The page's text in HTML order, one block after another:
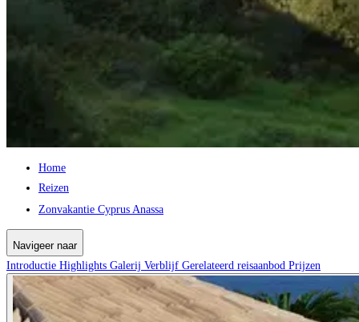
Home
Reizen
Zonvakantie Cyprus Anassa
Navigeer naar
Introductie Highlights Galerij Verblijf Gerelateerd reisaanbod Prijzen